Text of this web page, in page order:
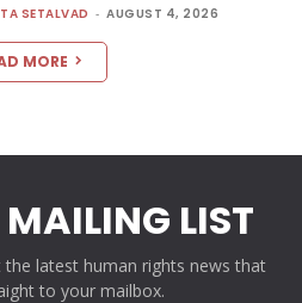
SETALVAD - AUGUST 4, 2026
MORE
LIST
the latest human rights news that
to your mailbox.